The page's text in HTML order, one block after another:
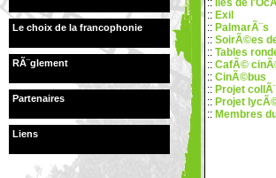
Le choix de la francophonie
RÃ¨glement
Partenaires
Liens
::
Iles de
:: Exil
:: PalmarÃ¨s
:: SoirÃ©es
:: Tables
:: CafÃ©
:: CinÃ©bus
:: Projet
:: Projet
:: Membres